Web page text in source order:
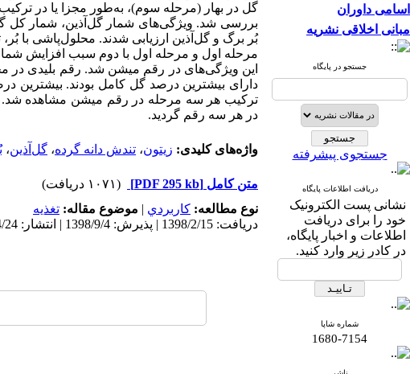
اسامی داوران
مبانی اخلاقی نشریه
جستجو در پایگاه
جستجوی پیشرفته
دریافت اطلاعات پایگاه
نشانی پست الکترونیک
خود را برای دریافت
اطلاعات و اخبار پایگاه،
در کادر زیر وارد کنید.
شماره شاپا
1680-7154
گل در بهار (مرحله سوم)، به‌طور مجزا یا در
بررسی شد. ویژگی‌‌‌های شمار گل‌‌آذین، شمار کل
بُر برگ و گل‌‌‌‌آذین ارزیابی شدند. محلول‌‌پاشی با
مرحله اول و مرحله اول با دوم سبب افزایش
این ویژگی‌‌‌های در رقم میشن شد. رقم بلیدی در
دارای بیشترین درصد گل کامل بودند. بیشترین
ترکیب هر سه مرحله در رقم میشن مشاهده شد.
در هر سه رقم گردید.
واژه‌های کلیدی: زیتون، تندش دانه گرده، گل‌‌آذین،
متن کامل [PDF 295 kb]
(۱۰۷۱ دریافت)
نوع مطالعه: كاربردي | موضوع مقاله: تغذیه
دریافت: 1398/2/15 | پذیرش: 1398/9/4 | انتشار: 1399/4/24